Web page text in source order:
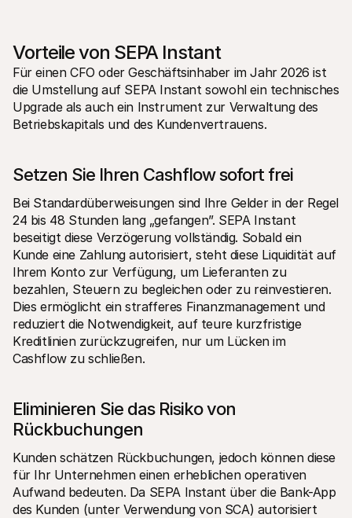
Vorteile von SEPA Instant
Für einen CFO oder Geschäftsinhaber im Jahr 2026 ist
die Umstellung auf SEPA Instant sowohl ein technisches
Upgrade als auch ein Instrument zur Verwaltung des
Betriebskapitals und des Kundenvertrauens.
Setzen Sie Ihren Cashflow sofort frei
Bei Standardüberweisungen sind Ihre Gelder in der Regel
24 bis 48 Stunden lang „gefangen”. SEPA Instant
beseitigt diese Verzögerung vollständig. Sobald ein
Kunde eine Zahlung autorisiert, steht diese Liquidität auf
Ihrem Konto zur Verfügung, um Lieferanten zu
bezahlen, Steuern zu begleichen oder zu reinvestieren.
Dies ermöglicht ein strafferes Finanzmanagement und
reduziert die Notwendigkeit, auf teure kurzfristige
Kreditlinien zurückzugreifen, nur um Lücken im
Cashflow zu schließen.
Eliminieren Sie das Risiko von
Rückbuchungen
Kunden schätzen Rückbuchungen, jedoch können diese
für Ihr Unternehmen einen erheblichen operativen
Aufwand bedeuten. Da SEPA Instant über die Bank-App
des Kunden (unter Verwendung von SCA) autorisiert